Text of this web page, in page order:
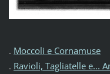
. Moccoli e Cornamuse
. Ravioli, Tagliatelle e...